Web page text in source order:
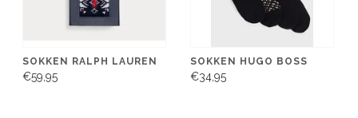
SOKKEN RALPH LAUREN
€59,95
SOKKEN HUGO BOSS
€34,95